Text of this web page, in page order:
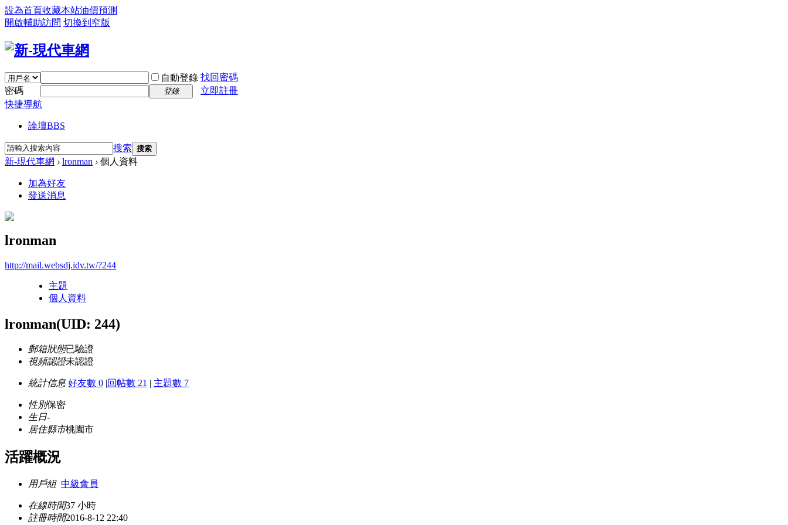
設為首頁收藏本站油價預測
開啟輔助訪問 切換到窄版
自動登錄 找回密碼
密碼
登錄
立即註冊
快捷導航
論壇BBS
搜索 搜索
新-現代車網 › lronman › 個人資料
加為好友
發送消息
lronman
http://mail.websdj.idv.tw/?244
主題
個人資料
lronman(UID: 244)
郵箱狀態已驗證
視頻認證未認證
統計信息 好友數 0 |回帖數 21 | 主題數 7
性別保密
生日-
居住縣市桃園市
活躍概況
用戶組 中級會員
在線時間37 小時
註冊時間2016-8-12 22:40